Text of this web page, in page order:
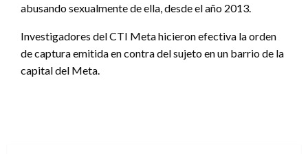
abusando sexualmente de ella, desde el año 2013.
Investigadores del CTI Meta hicieron efectiva la orden
de captura emitida en contra del sujeto en un barrio de la
capital del Meta.